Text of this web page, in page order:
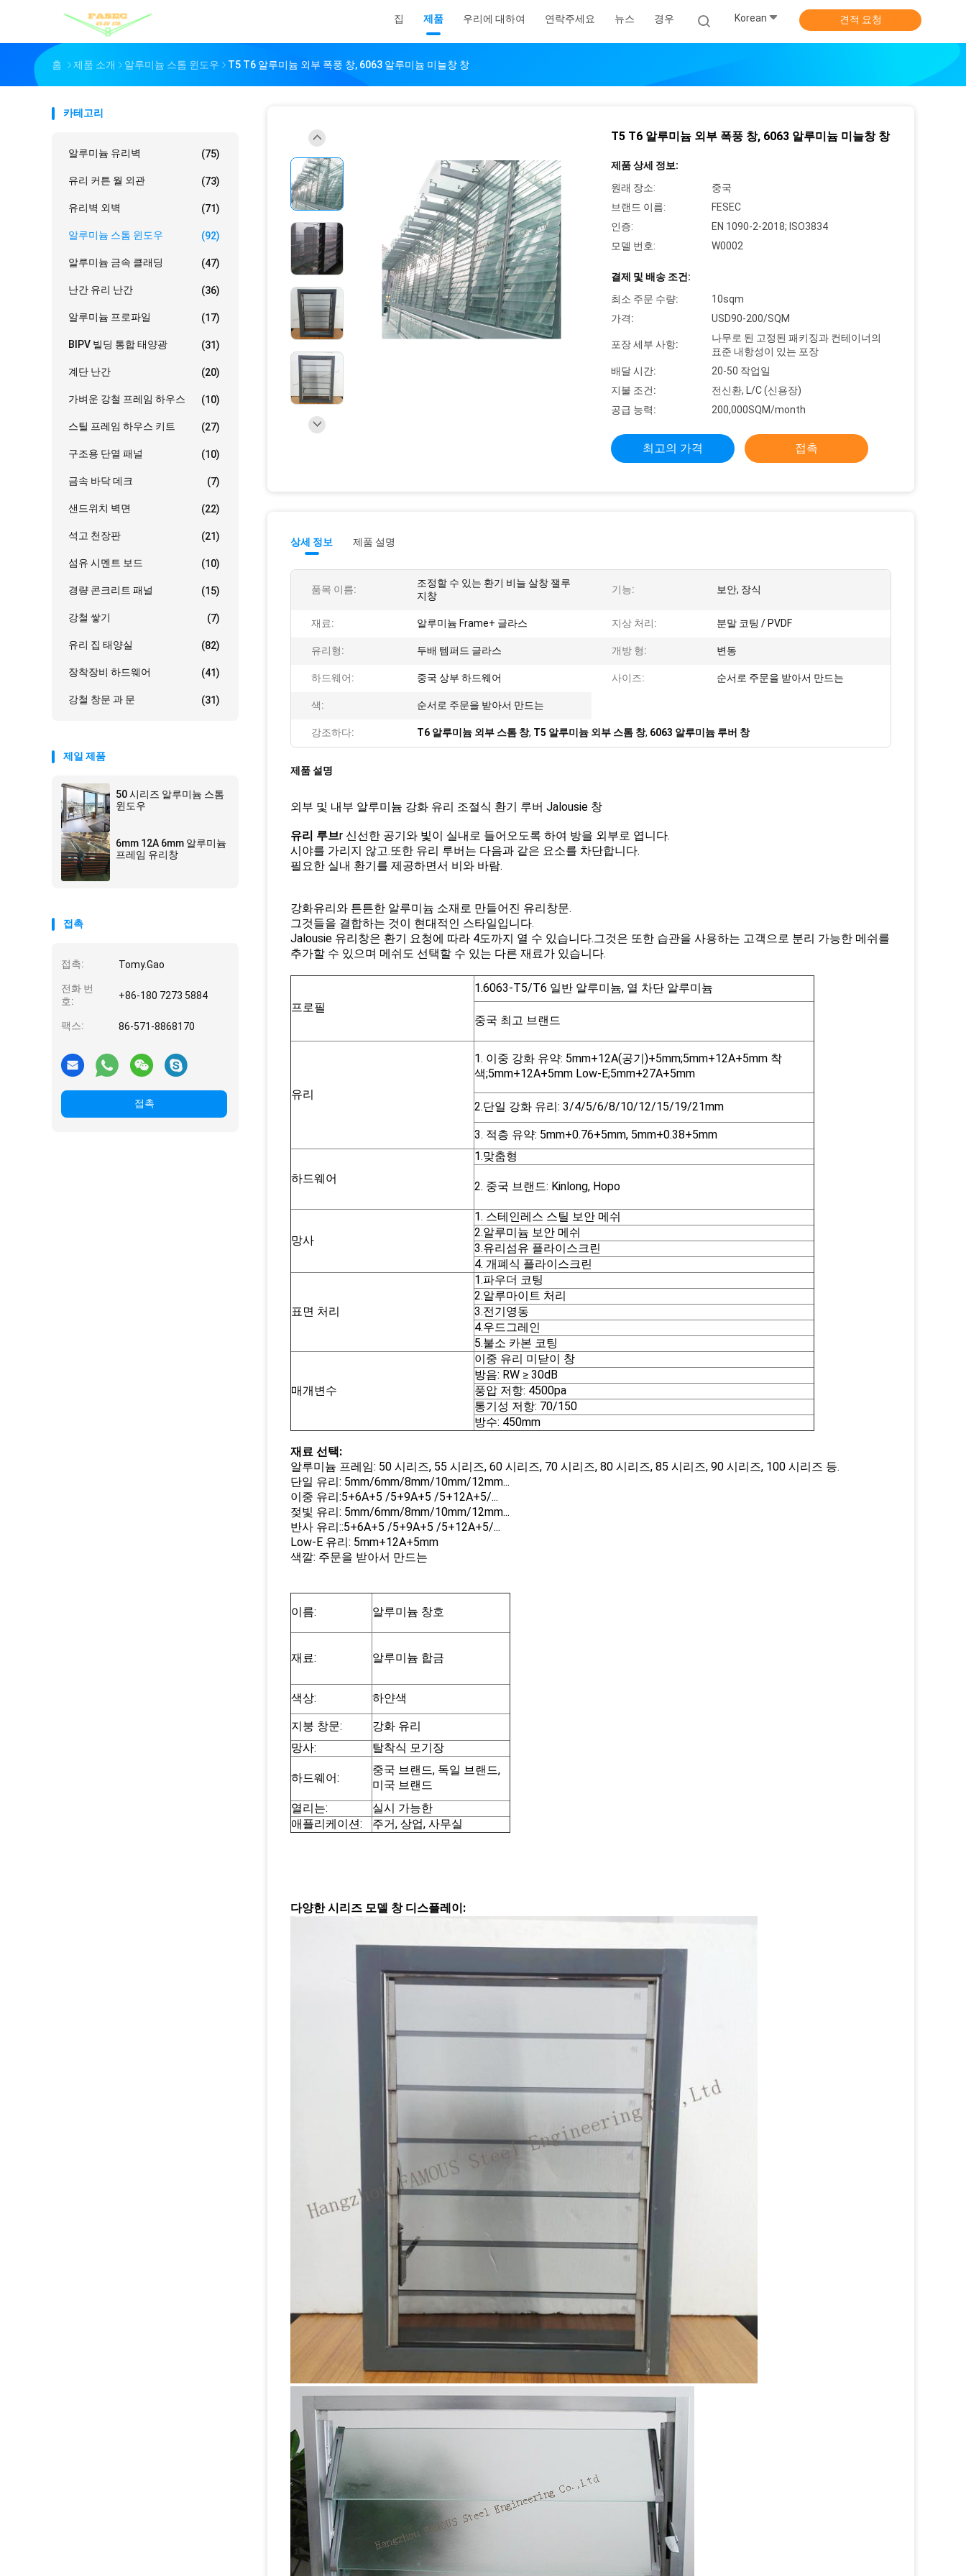
집 제품 우리에 대하여 연락주세요 뉴스 경우 Korean 견적 요청
홈 제품 소개 알루미늄 스톰 윈도우 T5 T6 알루미늄 외부 폭풍 창, 6063 알루미늄 미늘창 창
카테고리
알루미늄 유리벽 (75)
유리 커튼 월 외관 (73)
유리벽 외벽 (71)
알루미늄 스톰 윈도우 (92)
알루미늄 금속 클래딩 (47)
난간 유리 난간 (36)
알루미늄 프로파일 (17)
BIPV 빌딩 통합 태양광 (31)
계단 난간 (20)
가벼운 강철 프레임 하우스 (10)
스틸 프레임 하우스 키트 (27)
구조용 단열 패널 (10)
금속 바닥 데크 (7)
샌드위치 벽면 (22)
석고 천장판 (21)
섬유 시멘트 보드 (10)
경량 콘크리트 패널 (15)
강철 쌓기 (7)
유리 집 태양실 (82)
장착장비 하드웨어 (41)
강철 창문 과 문 (31)
제일 제품
50 시리즈 알루미늄 스톰
윈도우
6mm 12A 6mm 알루미늄
프레임 유리창
접촉
접촉: Tomy.Gao
전화 번
호:
+86-180 7273 5884
팩스: 86-571-8868170
접촉
T5 T6 알루미늄 외부 폭풍 창, 6063 알루미늄 미늘창 창
제품 상세 정보:
원래 장소:
중국
브랜드 이름:
FESEC
인증:
EN 1090-2-2018; ISO3834
모델 번호:
W0002
결제 및 배송 조건:
최소 주문 수량:
10sqm
가격:
USD90-200/SQM
포장 세부 사항:
나무로 된 고정된 패키징과 컨테이너의
표준 내항성이 있는 포장
배달 시간:
20-50 작업일
지불 조건:
전신환, L/C (신용장)
공급 능력:
200,000SQM/month
최고의 가격 접촉
상세 정보 제품 설명
품목 이름:
조정할 수 있는 환기 비늘 살창 잴루
지창
기능: 보안, 장식
재료: 알루미늄 Frame+ 글라스 지상 처리: 분말 코팅 / PVDF
유리형: 두배 템퍼드 글라스 개방 형: 변동
하드웨어: 중국 상부 하드웨어 사이즈: 순서로 주문을 받아서 만드는
색: 순서로 주문을 받아서 만드는
강조하다: T6 알루미늄 외부 스톰 창, T5 알루미늄 외부 스톰 창, 6063 알루미늄 루버 창
제품 설명
외부 및 내부 알루미늄 강화 유리 조절식 환기 루버 Jalousie 창
유리 루브r 신선한 공기와 빛이 실내로 들어오도록 하여 방을 외부로 엽니다.
시야를 가리지 않고.또한 유리 루버는 다음과 같은 요소를 차단합니다.
필요한 실내 환기를 제공하면서 비와 바람.
강화유리와 튼튼한 알루미늄 소재로 만들어진 유리창문.
그것들을 결합하는 것이 현대적인 스타일입니다.
Jalousie 유리창은 환기 요청에 따라 4도까지 열 수 있습니다.그것은 또한 습관을 사용하는 고객으로 분리 가능한 메쉬를
추가할 수 있으며 메쉬도 선택할 수 있는 다른 재료가 있습니다.
프로필
1.6063-T5/T6 일반 알루미늄, 열 차단 알루미늄
중국 최고 브랜드
유리
1. 이중 강화 유약: 5mm+12A(공기)+5mm;5mm+12A+5mm 착
색;5mm+12A+5mm Low-E;5mm+27A+5mm
2.단일 강화 유리: 3/4/5/6/8/10/12/15/19/21mm
3. 적층 유약: 5mm+0.76+5mm, 5mm+0.38+5mm
하드웨어
1.맞춤형
2. 중국 브랜드: Kinlong, Hopo
망사
1. 스테인레스 스틸 보안 메쉬
2.알루미늄 보안 메쉬
3.유리섬유 플라이스크린
4. 개폐식 플라이스크린
표면 처리
1.파우더 코팅
2.알루마이트 처리
3.전기영동
4.우드그레인
5.불소 카본 코팅
매개변수
이중 유리 미닫이 창
방음: RW ≥ 30dB
풍압 저항: 4500pa
통기성 저항: 70/150
방수: 450mm
재료 선택:
알루미늄 프레임: 50 시리즈, 55 시리즈, 60 시리즈, 70 시리즈, 80 시리즈, 85 시리즈, 90 시리즈, 100 시리즈 등.
단일 유리: 5mm/6mm/8mm/10mm/12mm...
이중 유리:5+6A+5 /5+9A+5 /5+12A+5/...
젖빛 유리: 5mm/6mm/8mm/10mm/12mm...
반사 유리::5+6A+5 /5+9A+5 /5+12A+5/...
Low-E 유리: 5mm+12A+5mm
색깔: 주문을 받아서 만드는
이름: 알루미늄 창호
재료: 알루미늄 합금
색상: 하얀색
지붕 창문:
강화 유리
망사:
탈착식 모기장
하드웨어:
중국 브랜드, 독일 브랜드,
미국 브랜드
열리는:
실시 가능한
애플리케이션:
주거, 상업, 사무실
다양한 시리즈 모델 창 디스플레이: